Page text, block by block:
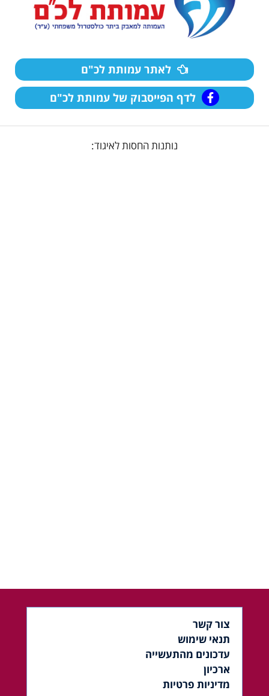
לאתר עמותת לכ"ם
לדף הפייסבוק של עמותת לכ"ם
נותנות החסות לאיגוד:
צור קשר
תנאי שימוש
עדכונים מהתעשייה
ארכיון
מדיניות פרטיות